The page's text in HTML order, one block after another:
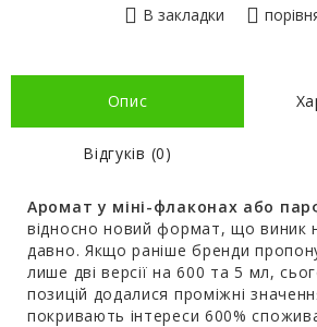
В закладки
Опис
Відгуків (0)
Аромат у міні-флаконах або
відносно новий формат, що виник
давно. Якщо раніше бренди
лише дві версії на 600 та 5 мл,
позицій додалися проміжні
покривають інтереси 600%